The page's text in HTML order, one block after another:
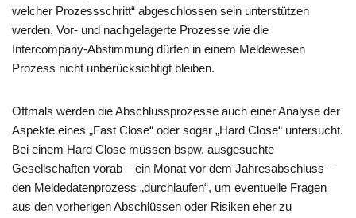
welcher Prozessschritt“ abgeschlossen sein unterstützen
werden. Vor- und nachgelagerte Prozesse wie die
Intercompany-Abstimmung dürfen in einem Meldewesen
Prozess nicht unberücksichtigt bleiben.
Oftmals werden die Abschlussprozesse auch einer Analyse der
Aspekte eines „Fast Close“ oder sogar „Hard Close“ untersucht.
Bei einem Hard Close müssen bspw. ausgesuchte
Gesellschaften vorab – ein Monat vor dem Jahresabschluss –
den Meldedatenprozess „durchlaufen“, um eventuelle Fragen
aus den vorherigen Abschlüssen oder Risiken eher zu